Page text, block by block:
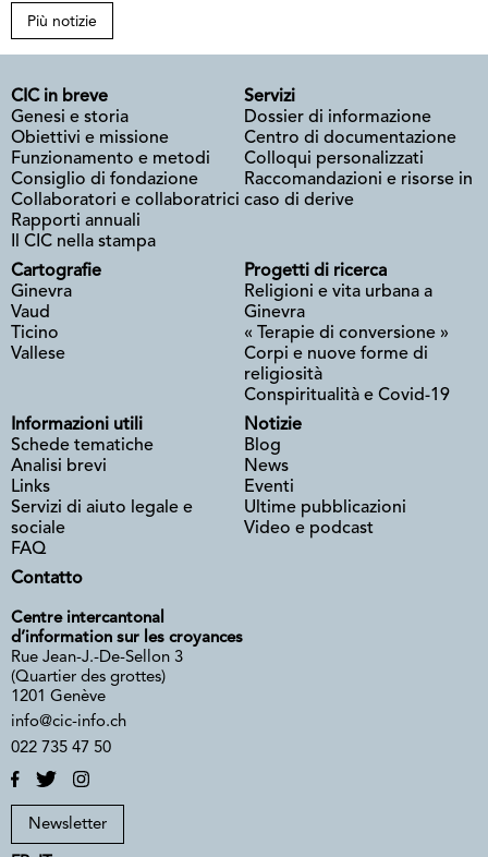
Più notizie
CIC in breve
Genesi e storia
Obiettivi e missione
Funzionamento e metodi
Consiglio di fondazione
Collaboratori e collaboratrici
Rapporti annuali
Il CIC nella stampa
Servizi
Dossier di informazione
Centro di documentazione
Colloqui personalizzati
Raccomandazioni e risorse in
caso di derive
Cartografie
Ginevra
Vaud
Ticino
Vallese
Progetti di ricerca
Religioni e vita urbana a
Ginevra
« Terapie di conversione »
Corpi e nuove forme di
religiosità
Conspiritualità e Covid-19
Informazioni utili
Schede tematiche
Analisi brevi
Links
Servizi di aiuto legale e
sociale
FAQ
Notizie
Blog
News
Eventi
Ultime pubblicazioni
Video e podcast
Contatto
Centre intercantonal
d’information sur les croyances
Rue Jean-J.-De-Sellon 3
(Quartier des grottes)
1201 Genève
info@cic-info.ch
022 735 47 50
Newsletter